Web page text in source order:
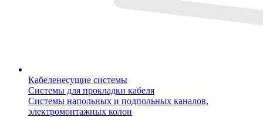
Кабеленесущие системы
Системы для прокладки кабеля
Системы напольных и подпольных каналов,
электромонтажных колон